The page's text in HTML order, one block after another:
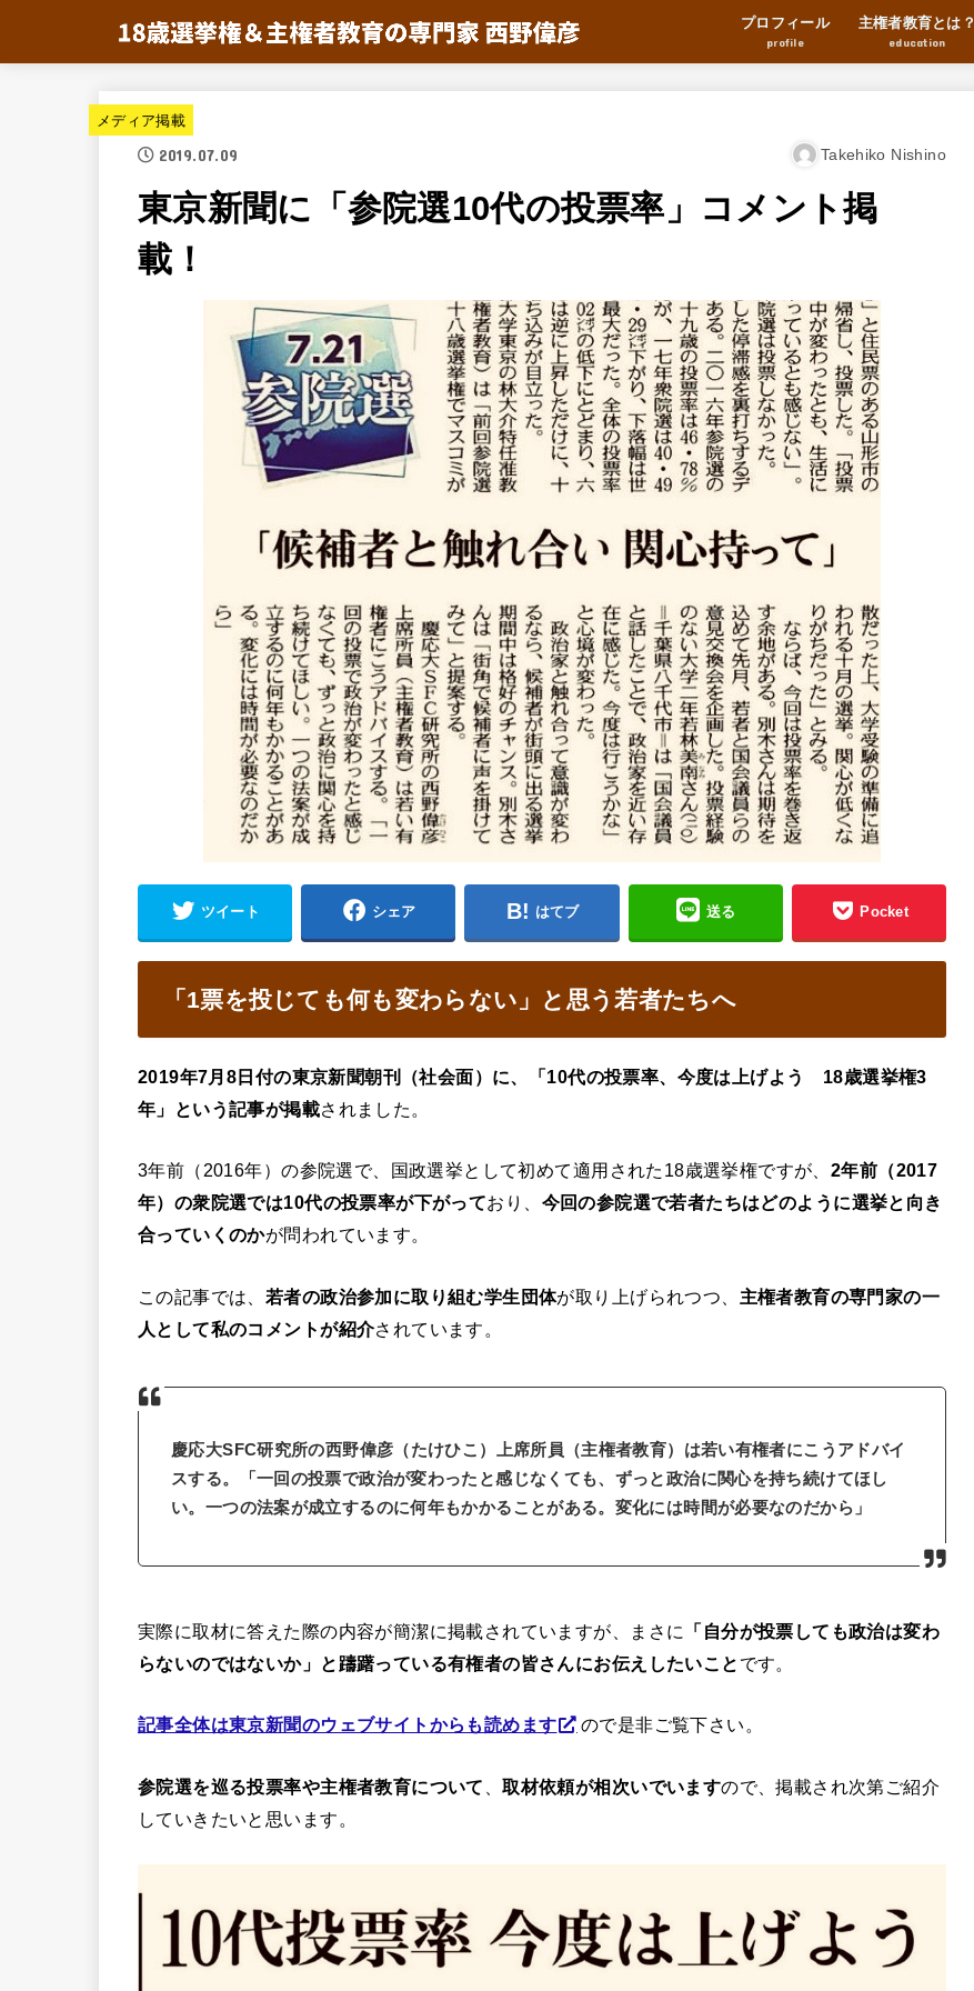
プロフィール
profile
主権者教育とは？
education
メディア掲載
2019.07.09 Takehiko Nishino
東京新聞に「参院選10代の投票率」コメント掲
載！
ツイート シェア はてブ 送る Pocket
「1票を投じても何も変わらない」と思う若者たちへ
2019年7月8日付の東京新聞朝刊（社会面）に、「10代の投票率、今度は上げよう 18歳選挙権3
年」という記事が掲載されました。
3年前（2016年）の参院選で、国政選挙として初めて適用された18歳選挙権ですが、 2年前（2017
年）の衆院選では10代の投票率が下がっており、 今回の参院選で若者たちはどのように選挙と向き
合っていくのかが問われています。
この記事では、 若者の政治参加に取り組む学生団体が取り上げられつつ、 主権者教育の専門家の一
人として私のコメントが紹介されています。
慶応大SFC研究所の西野偉彦（たけひこ）上席所員（主権者教育）は若い有権者にこうアドバイ
スする。「一回の投票で政治が変わったと感じなくても、ずっと政治に関心を持ち続けてほし
い。一つの法案が成立するのに何年もかかることがある。変化には時間が必要なのだから」
実際に取材に答えた際の内容が簡潔に掲載されていますが、まさに
「自分が投票しても政治は変わ
らないのではないか」と躊躇っている有権者の皆さんにお伝えしたいこと です。
記事全体は東京新聞のウェブサイトからも読めます ので是非ご覧下さい。
参院選を巡る投票率や主権者教育について 、取材依頼が相次いでいますので、掲載され次第ご紹介
していきたいと思います。